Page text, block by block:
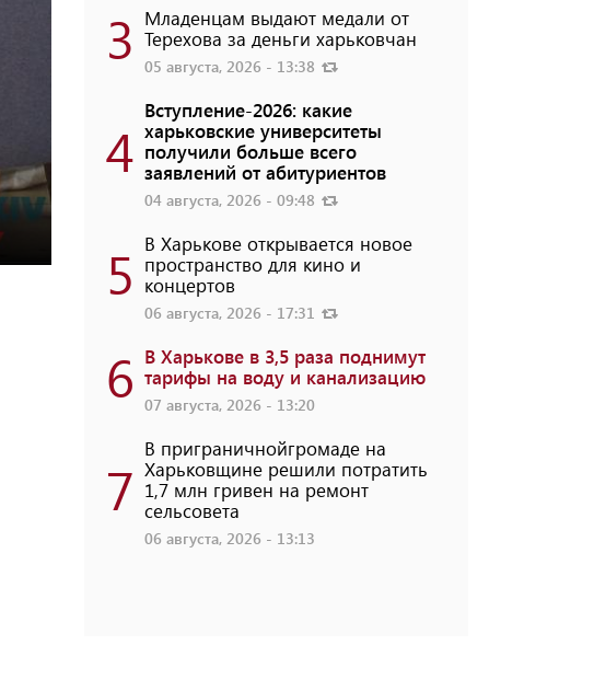
3 Младенцам выдают медали от
Терехова за деньги харьковчан
05 августа, 2026 - 13:38
4
Вступление-2026: какие
харьковские университеты
получили больше всего
заявлений от абитуриентов
04 августа, 2026 - 09:48
5 В Харькове открывается новое
пространство для кино и
концертов
06 августа, 2026 - 17:31
6 В Харькове в 3,5 раза поднимут
тарифы на воду и канализацию
07 августа, 2026 - 13:20
7
В приграничнойгромаде на
Харьковщине решили потратить
1,7 млн ​​гривен на ремонт
сельсовета
06 августа, 2026 - 13:13